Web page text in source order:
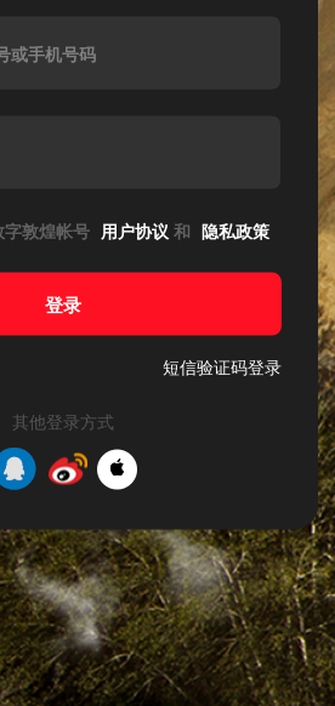
或手机号码
敦煌帐号 用户协议 和 隐私政策
登录
短信验证码登录
其他登录方式